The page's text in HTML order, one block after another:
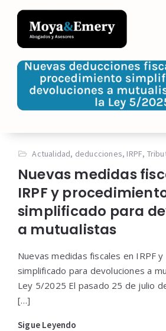
Actualidad, deducciones, IRPF,
Nuevas medidas
IRPF y
simplificado para
a mutualistas
Nuevas medidas fiscales en IRPF
simplificado para devoluciones a
Ley 5/2025 El pasado 25 de julio
[…]
Sigue Leyendo